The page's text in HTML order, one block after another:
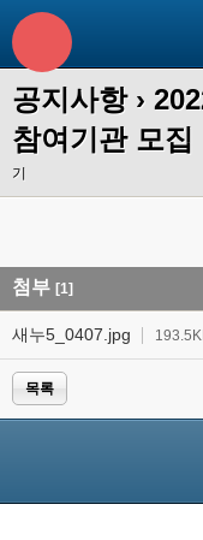
공지사항›
참여기관 모집
기
첨부 [1]
새누5_0407.jpg
목록